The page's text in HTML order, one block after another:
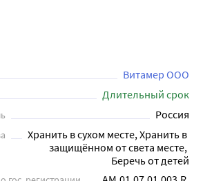
(сухой экстракт
желудке в течение первых минут
соком. Таким образом, 3,3-
основные эффекты
в сохранении здоровья
шейка матки, яичники).
молочных желез у пациенток с
на фоне приема 3,3-
в результате
Витамер ООО
Длительный срок
Россия
Хранить в сухом месте, Хранить в
защищённом от света месте,
Беречь от детей